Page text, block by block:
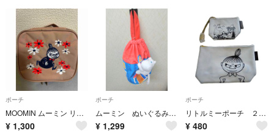
ポーチ
MOOMIN ムーミン リトルミイ繍 鏡付きドレッサーポーチ ブラウン
¥ 1,300
ポーチ
ムーミン ぬいぐるみ巾着
¥ 1,299
ポーチ
リトルミーポーチ ２個セット
¥ 480